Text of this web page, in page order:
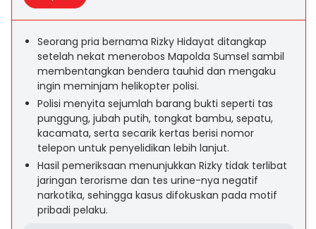
Seorang pria bernama Rizky Hidayat ditangkap
setelah nekat menerobos Mapolda Sumsel sambil
membentangkan bendera tauhid dan mengaku
ingin meminjam helikopter polisi.
Polisi menyita sejumlah barang bukti seperti tas
punggung, jubah putih, tongkat bambu, sepatu,
kacamata, serta secarik kertas berisi nomor
telepon untuk penyelidikan lebih lanjut.
Hasil pemeriksaan menunjukkan Rizky tidak terlibat
jaringan terorisme dan tes urine-nya negatif
narkotika, sehingga kasus difokuskan pada motif
pribadi pelaku.